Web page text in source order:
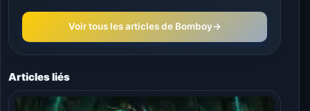
Voir tous les articles de Bomboy→
Articles liés